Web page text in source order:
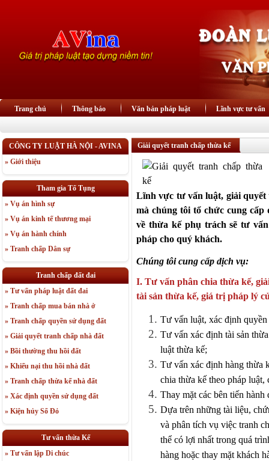
Trang chủ Thông báo Văn bản pháp luật Lĩnh vực tư vấn
CÔNG TY LUẬT HÀ NỘI - AVINA
» Giới thiệu
Tham gia Tố Tụng
» Vụ án hình sự
» Vụ án kinh tế thương mại
» Vụ án hành chính
» Tranh chấp Dân sự
Tranh chấp đất đai
» Tư vấn pháp luật đất đai
» Tranh chấp mua bán nhà ở
» Tranh chấp quyền sử dụng đất
» Giải quyết tranh chấp nhà đất
» Bồi thường thu hồi đất
» Khiếu nại thu hồi nhà đất
» Tranh chấp thừa kế nhà đất
» Xác định quyền sử dụng đất
» Kiện hủy Sổ Đỏ
Tư vấn thừa Kế
» Tư vấn lập Di chúc
Giải quyết tranh chấp thừa kế
Lĩnh vực tư vấn luật, giải
mà chúng tôi tổ chức cung
về thừa kế phụ trách sẽ tư
pháp cho quý khách.
Chúng tôi cung cấp dịch vụ:
I. Tư vấn phân chia thừa kế,
tài sản thừa kế, giá trị pháp lý
Tư vấn luật, xác định
Tư vấn xác định tài sản
luật thừa kế;
Tư vấn xác định hàng thừa
chia thừa kế theo pháp
Thay mặt các bên tiến
Dựa trên những tài liệu,
và phân tích vụ việc tranh
thể có lợi nhất trong quá
hàng hoặc thay mặt khách